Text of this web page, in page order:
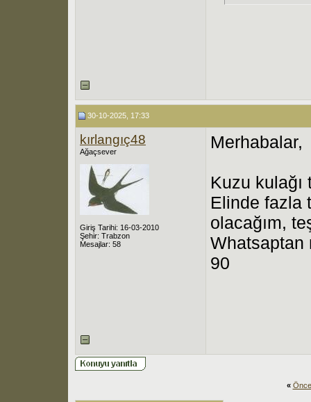
30-10-2025, 17:33
kırlangıç48
Ağaçsever
Giriş Tarihi: 16-03-2010
Şehir: Trabzon
Mesajlar: 58
Merhabalar,
Kuzu
Elinde fazla
olacağım,
Whatsaptan
90
«